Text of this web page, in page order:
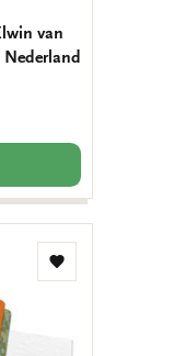
van
Nederland
Toevoegen